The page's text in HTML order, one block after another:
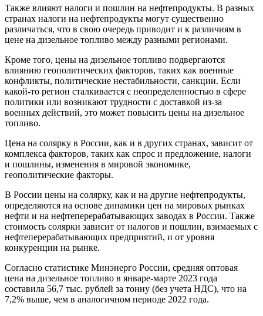
Также влияют налоги и пошлин на нефтепродукты. В разных
странах налоги на нефтепродукты могут существенно
различаться, что в свою очередь приводит и к различиям в
цене на дизельное топливо между разными регионами.
Кроме того, цены на дизельное топливо подвергаются
влиянию геополитических факторов, таких как военные
конфликты, политические нестабильности, санкции. Если
какой-то регион сталкивается с неопределенностью в сфере
политики или возникают трудности с доставкой из-за
военных действий, это может повысить цены на дизельное
топливо.
Цена на солярку в России, как и в других странах, зависит от
комплекса факторов, таких как спрос и предложение, налоги
и пошлины, изменения в мировой экономике,
геополитические факторы.
В России цены на солярку, как и на другие нефтепродукты,
определяются на основе динамики цен на мировых рынках
нефти и на нефтеперерабатывающих заводах в России. Также
стоимость солярки зависит от налогов и пошлин, взимаемых с
нефтеперерабатывающих предприятий, и от уровня
конкуренции на рынке.
Согласно статистике Минэнерго России, средняя оптовая
цена на дизельное топливо в январе-марте 2023 года
составила 56,7 тыс. рублей за тонну (без учета НДС), что на
7,2% выше, чем в аналогичном периоде 2022 года.